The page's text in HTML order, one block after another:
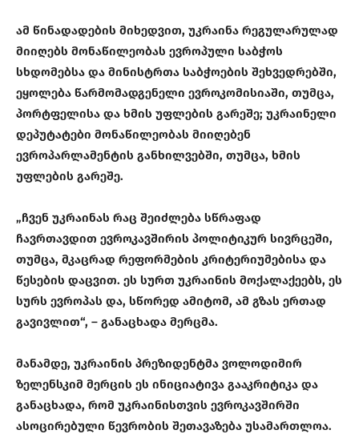
ამ წინადადების მიხედვით, უკრაინა რეგულარულად
მიიღებს მონაწილეობას ევროპული საბჭოს
სხდომებსა და მინისტრთა საბჭოების შეხვედრებში,
ეყოლება წარმომადგენელი ევროკომისიაში, თუმცა,
პორტფელისა და ხმის უფლების გარეშე; უკრაინელი
დეპუტატები მონაწილეობას მიიღებენ
ევროპარლამენტის განხილვებში, თუმცა, ხმის
უფლების გარეშე.
„ჩვენ უკრაინას რაც შეიძლება სწრაფად
ჩავრთავდით ევროკავშირის პოლიტიკურ სივრცეში,
თუმცა, მკაცრად რეფორმების კრიტერიუმებისა და
წესების დაცვით. ეს სურთ უკრაინის მოქალაქეებს, ეს
სურს ევროპას და, სწორედ ამიტომ, ამ გზას ერთად
გავივლით“, – განაცხადა მერცმა.
მანამდე, უკრაინის პრეზიდენტმა ვოლოდიმირ
ზელენსკიმ მერცის ეს ინიციატივა გააკრიტიკა და
განაცხადა, რომ უკრაინისთვის ევროკავშირში
ასოცირებული წევრობის შეთავაზება უსამართლოა.